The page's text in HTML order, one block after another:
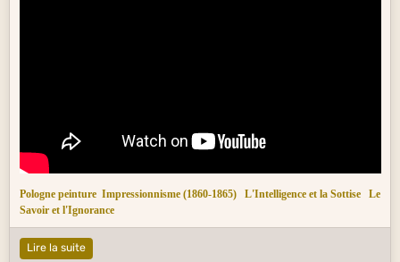
Pologne peinture Impressionnisme (1860-1865) L'Intelligence et la Sottise
Le
Savoir et l'Ignorance
Lire la suite